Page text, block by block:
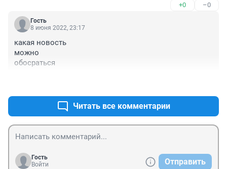
+0 –0
Гость
8 июня 2022, 23:17
какая новость
можно
обосраться
Читать все комментарии
Гость
Войти
Отправить